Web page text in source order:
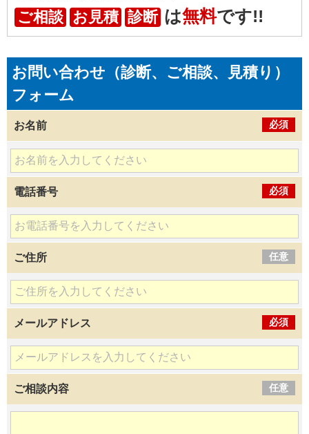
ご相談 お見積 診断 は無料です!!
お問い合わせ（診断、ご相談、見積り）
フォーム
お名前 必須
電話番号 必須
ご住所 任意
メールアドレス 必須
ご相談内容 任意